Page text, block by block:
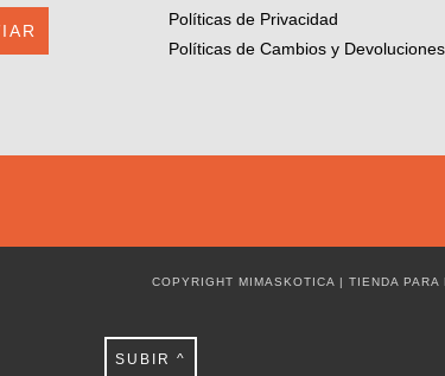
Políticas de Privacidad
Políticas de Cambios y Devoluciones
COPYRIGHT MIMASKOTICA | TIENDA
SUBIR ^